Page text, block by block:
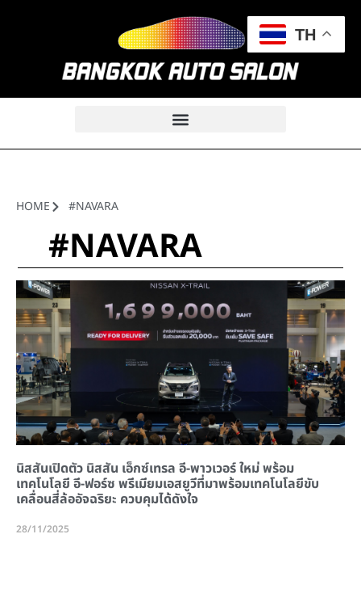
HOME #NAVARA
#NAVARA
นิสสันเปิดตัว นิสสัน เอ็กซ์เทรล อี-พาวเวอร์ ใหม่ พร้อม
เทคโนโลยี อี-ฟอร์ซ พรีเมียมเอสยูวีที่มาพร้อมเทคโนโลยีขับ
เคลื่อนสี่ล้ออัจฉริยะ ควบคุมได้ดังใจ
28/11/2025
TH